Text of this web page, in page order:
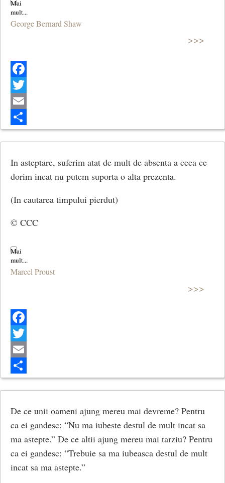
George Bernard Shaw
>>>
Facebook
Twitter
Email
Share
In asteptare, suferim atat de mult de absenta a ceea ce
dorim incat nu putem suporta o alta prezenta.
(In cautarea timpului pierdut)
© CCC
Marcel Proust
>>>
Facebook
Twitter
Email
Share
De ce unii oameni ajung mereu mai devreme? Pentru
ca ei gandesc: “Nu ma iubeste destul de mult incat sa
ma astepte.” De ce altii ajung mereu mai tarziu? Pentru
ca ei gandesc: “Trebuie sa ma iubeasca destul de mult
incat sa ma astepte.”